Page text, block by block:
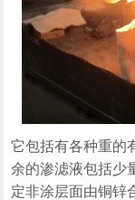
它包括有各种重的
余的渗滤液包括少
定非涂层面由铜锌